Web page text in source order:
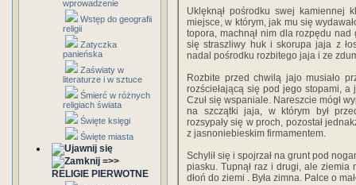
wprowadzenie
Wstęp do geografii
religii
Zatyczka
panieńska
Zaświaty w
literaturze i w sztuce
Śmierć w różnych
religiach świata
Święte księgi
Święte miasta
=>>
RELIGIE PIERWOTNE
Uklęknął pośrodku swej kamiennej
miejsce, w którym, jak mu się
topora, machnął nim dla rozpędu nad
się straszliwy huk i skorupa jaja z
nadal pośrodku rozbitego jaja i ze
Rozbite przed chwilą jajo musiało
rozściełającą się pod jego stopami, a
Czuł się wspaniale. Nareszcie mógł
na szczątki jaja, w którym był
rozsypały się w proch, pozostał
z jasnoniebieskim firmamentem.
Schylił się i spojrzał na grunt pod
piasku. Tupnął raz i drugi, ale ziemia
dłoń do ziemi . Była zimna. Palce o